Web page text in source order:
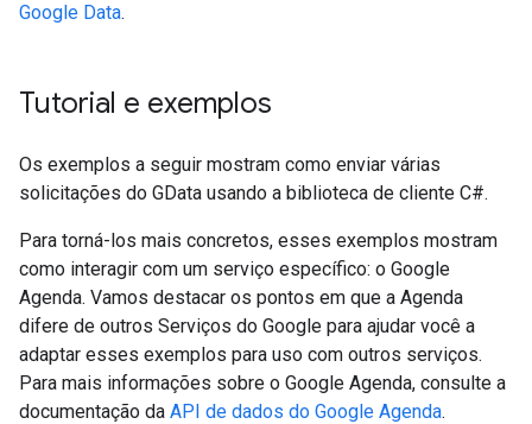
Google Data.
Tutorial e exemplos
Os exemplos a seguir mostram como enviar várias
solicitações do GData usando a biblioteca de cliente C#.
Para torná-los mais concretos, esses exemplos mostram
como interagir com um serviço específico: o Google
Agenda. Vamos destacar os pontos em que a Agenda
difere de outros Serviços do Google para ajudar você a
adaptar esses exemplos para uso com outros serviços.
Para mais informações sobre o Google Agenda, consulte a
documentação da API de dados do Google Agenda.